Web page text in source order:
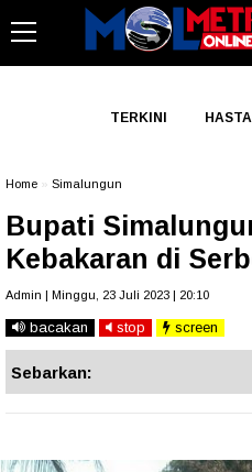
TERKINI
Home Simalungun
Bupati
Kebakaran di
Admin | Minggu, 23 Juli 2023 | 20:10
bacakan stop screen
Sebarkan: